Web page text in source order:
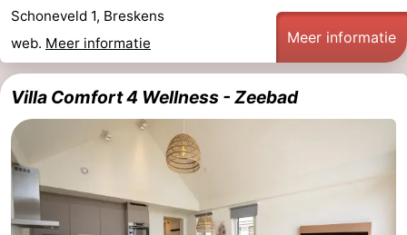
Schoneveld 1, Breskens
web. Meer informatie Meer informatie
Villa Comfort 4 Wellness - Zeebad